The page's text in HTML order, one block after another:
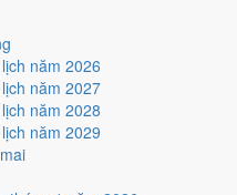
năm 2026
năm 2027
năm 2028
năm 2029
Canh thì Thổ sinh Kim (tương
Nghĩa "Vàng trang sức", thuộc
với cặp can chi Canh Tuất và Tân
Tuổi Tuất hợp Thái Tuế. Tuổi
lễ giải đầu năm.